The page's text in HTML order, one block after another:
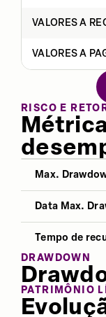
VALORES A
VALORES A
RISCO E
Desvio Padrão
Índice Sharpe
Retorno
Max.
Data Max.
Tempo de
DRAWDOWN
PATRIMÔNIO